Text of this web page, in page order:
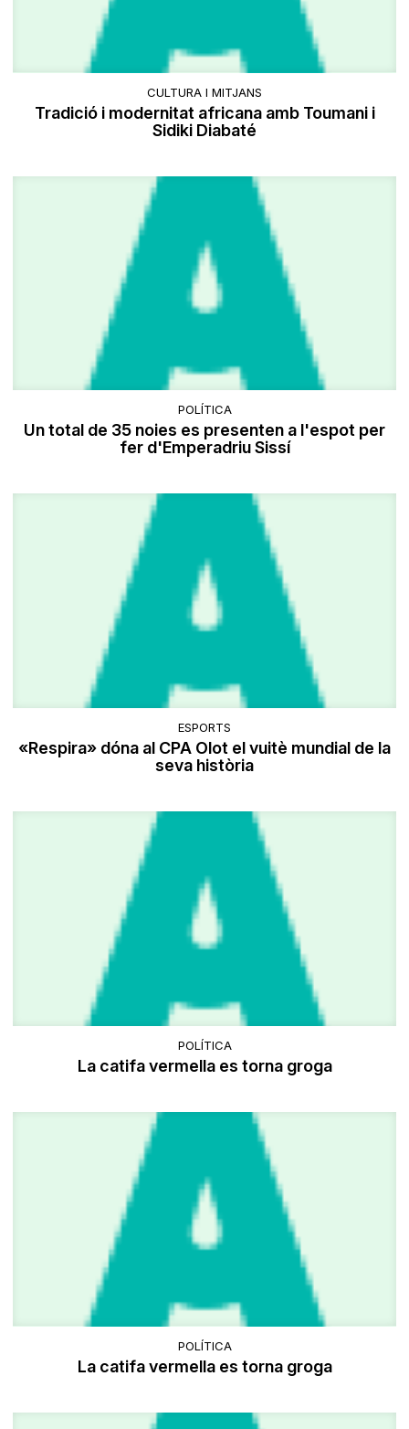
CULTURA I MITJANS
Tradició i modernitat africana amb Toumani i
Sidiki Diabaté
POLÍTICA
Un total de 35 noies es presenten a l'espot per
fer d'Emperadriu Sissí
ESPORTS
«Respira» dóna al CPA Olot el vuitè mundial de la
seva història
POLÍTICA
La catifa vermella es torna groga
POLÍTICA
La catifa vermella es torna groga